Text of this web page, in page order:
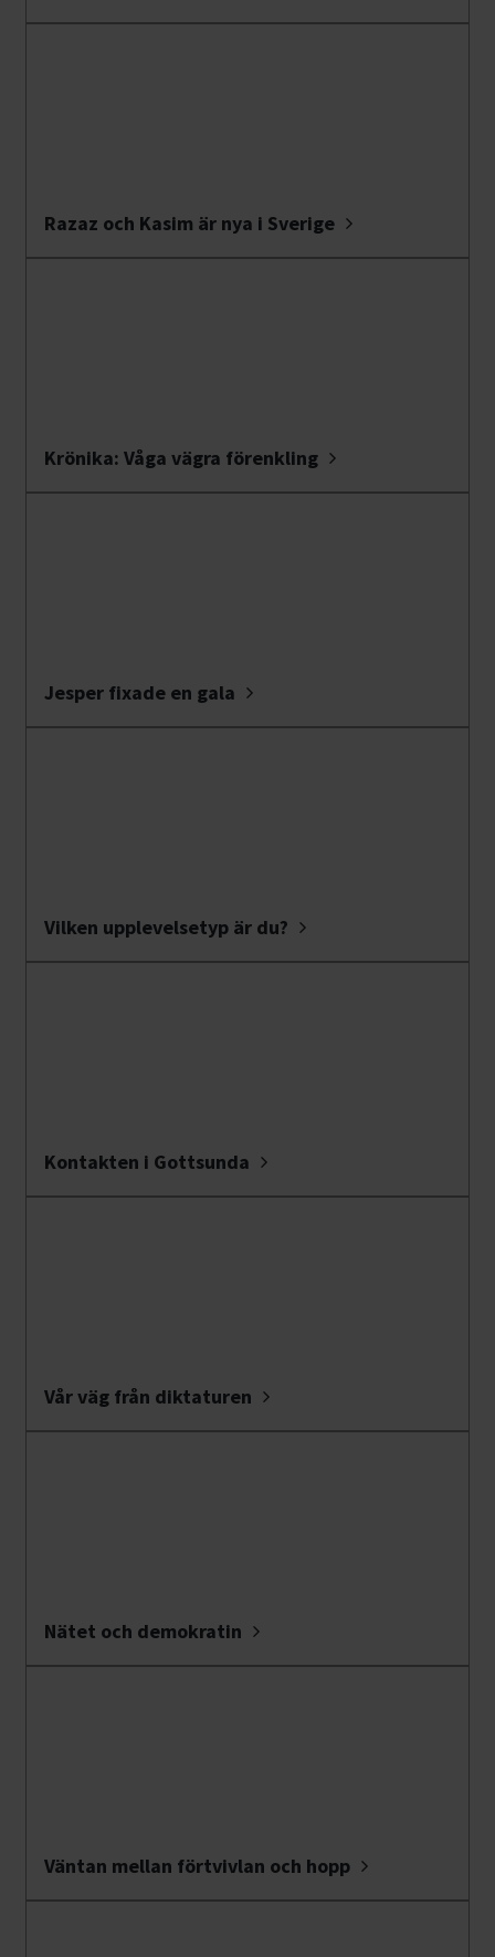
Razaz och Kasim är nya i Sverige
Krönika: Våga vägra förenkling
Jesper fixade en gala
Vilken upplevelsetyp är du?
Kontakten i Gottsunda
Vår väg från diktaturen
Nätet och demokratin
Väntan mellan förtvivlan och hopp